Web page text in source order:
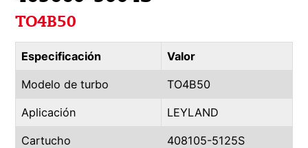
TO4B50
Especificación Valor
Modelo de turbo TO4B50
Aplicación LEYLAND
Cartucho 408105-5125S